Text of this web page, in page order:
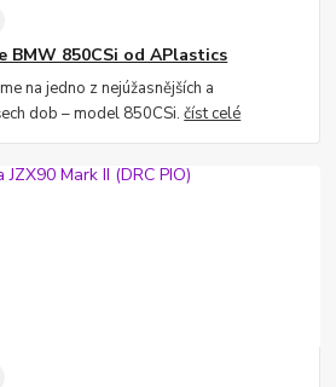
BMW 850CSi od APlastics
na jedno z nejúžasnějších a
dob – model 850CSi.číst celé